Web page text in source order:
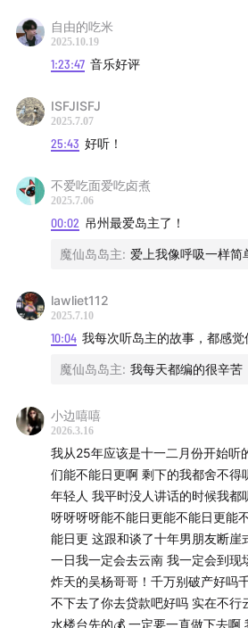
00:15:21 吴杨：在梦里无所不能，我
（qiú）靖希特勒！
00:30:32 b仔：烧烤店里唱k，连锁
00:35:27大队长：我一年只想挣15万
00:37:05岛主：当年我离嫁给莱奥
00:38:00饼干：如果吴杨不能养我
01:03:35饼干：以后拜访小僵尸必须
宝屁屁打雷了”～
01:16:55b仔：每年出一个高质量作
01:18:57小僵尸：谁再说阿泽是肿胀
不止喜剧的logo上！
BGM：
Nightsport—The Bamboos
总有一天气死你—陈戚钧
自由的吃米
2025.10.19
1:23:47 音乐好评
ISFJISFJ
2025.7.07
25:43 好听！
不爱吃面爱吃卤煮
2025.7.06
00:02 吊州最爱岛主了！
魔仙岛岛主: 爱上我像呼吸一样简
lawliet112
2025.7.10
10:04 我每次听岛主的故事，都感觉
魔仙岛岛主: 我每天都编的很辛苦
小边嘻嘻
2026.3.16
我从25年应该是十一二月份开始听
们能不能日更啊 剩下的我都舍不得
年轻人 我平时没人讲话的时候我都
呀呀呀呀能不能日更能不能日更能
能日更 这跟和谈了十年男朋友断崖
一日我一定会去云南 我一定会到现
炸天的吴杨哥哥！千万别破产好吗
不下去了你去贷款吧好吗 实在不行
水楼台先的💰 一定要一直做下去啊